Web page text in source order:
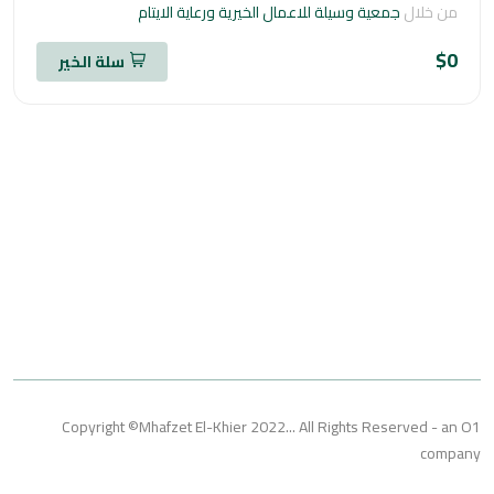
جمعية وسيلة للاعمال الخيرية ورعاية الايتام
سلة الخير
Copyright ©Mhafzet El-Khier 2022... All Rights Reserved